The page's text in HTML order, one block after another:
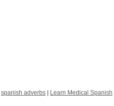
spanish adverbs | Learn Medical Spanish